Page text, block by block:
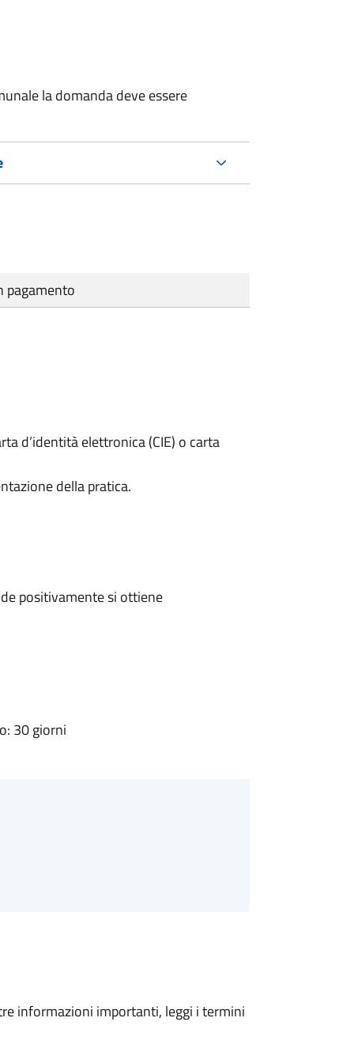
la domanda deve essere
pagamento
d’identità elettronica (CIE) o carta
della pratica.
positivamente si ottiene
30 giorni
informazioni importanti, leggi i termini